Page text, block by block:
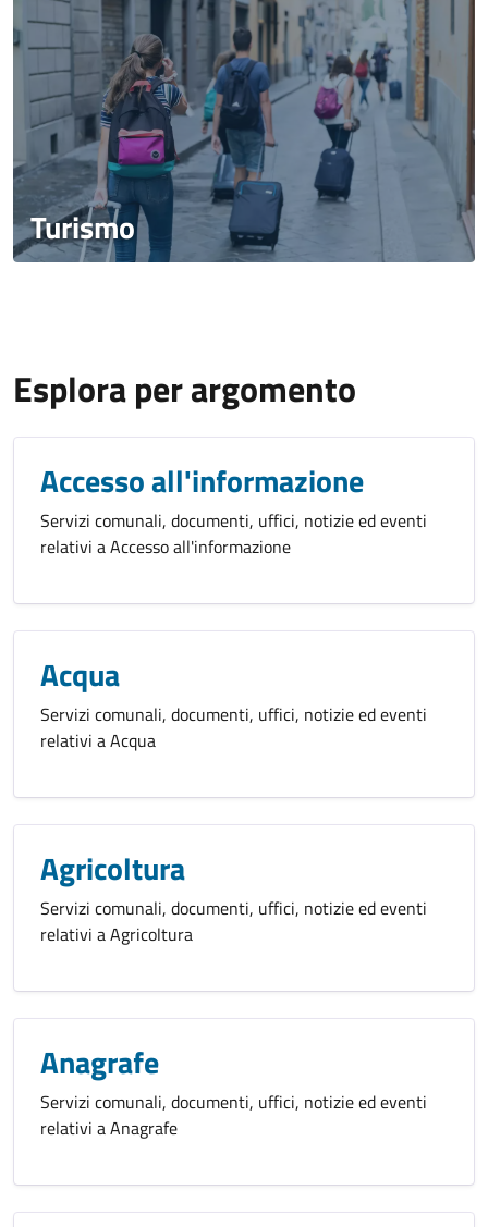
Turismo
Esplora per argomento
Accesso all'informazione
Servizi comunali, documenti, uffici, notizie ed eventi
relativi a Accesso all'informazione
Acqua
Servizi comunali, documenti, uffici, notizie ed eventi
relativi a Acqua
Agricoltura
Servizi comunali, documenti, uffici, notizie ed eventi
relativi a Agricoltura
Anagrafe
Servizi comunali, documenti, uffici, notizie ed eventi
relativi a Anagrafe